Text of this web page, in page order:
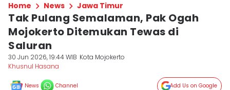
Home News Jawa Timur
Tak Pulang Semalaman, Pak Ogah
Mojokerto Ditemukan Tewas di
Saluran
30 Jun 2026, 19:44 WIB Kota Mojokerto
Khusnul Hasana
News Channel Add Us on Google